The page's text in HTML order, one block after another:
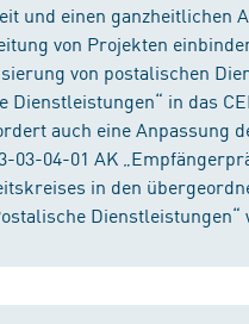
und einen
von Projekten
von postalischen
Dienstleistungen“ in das
auch eine Anpassung
03-04-01 AK
in den